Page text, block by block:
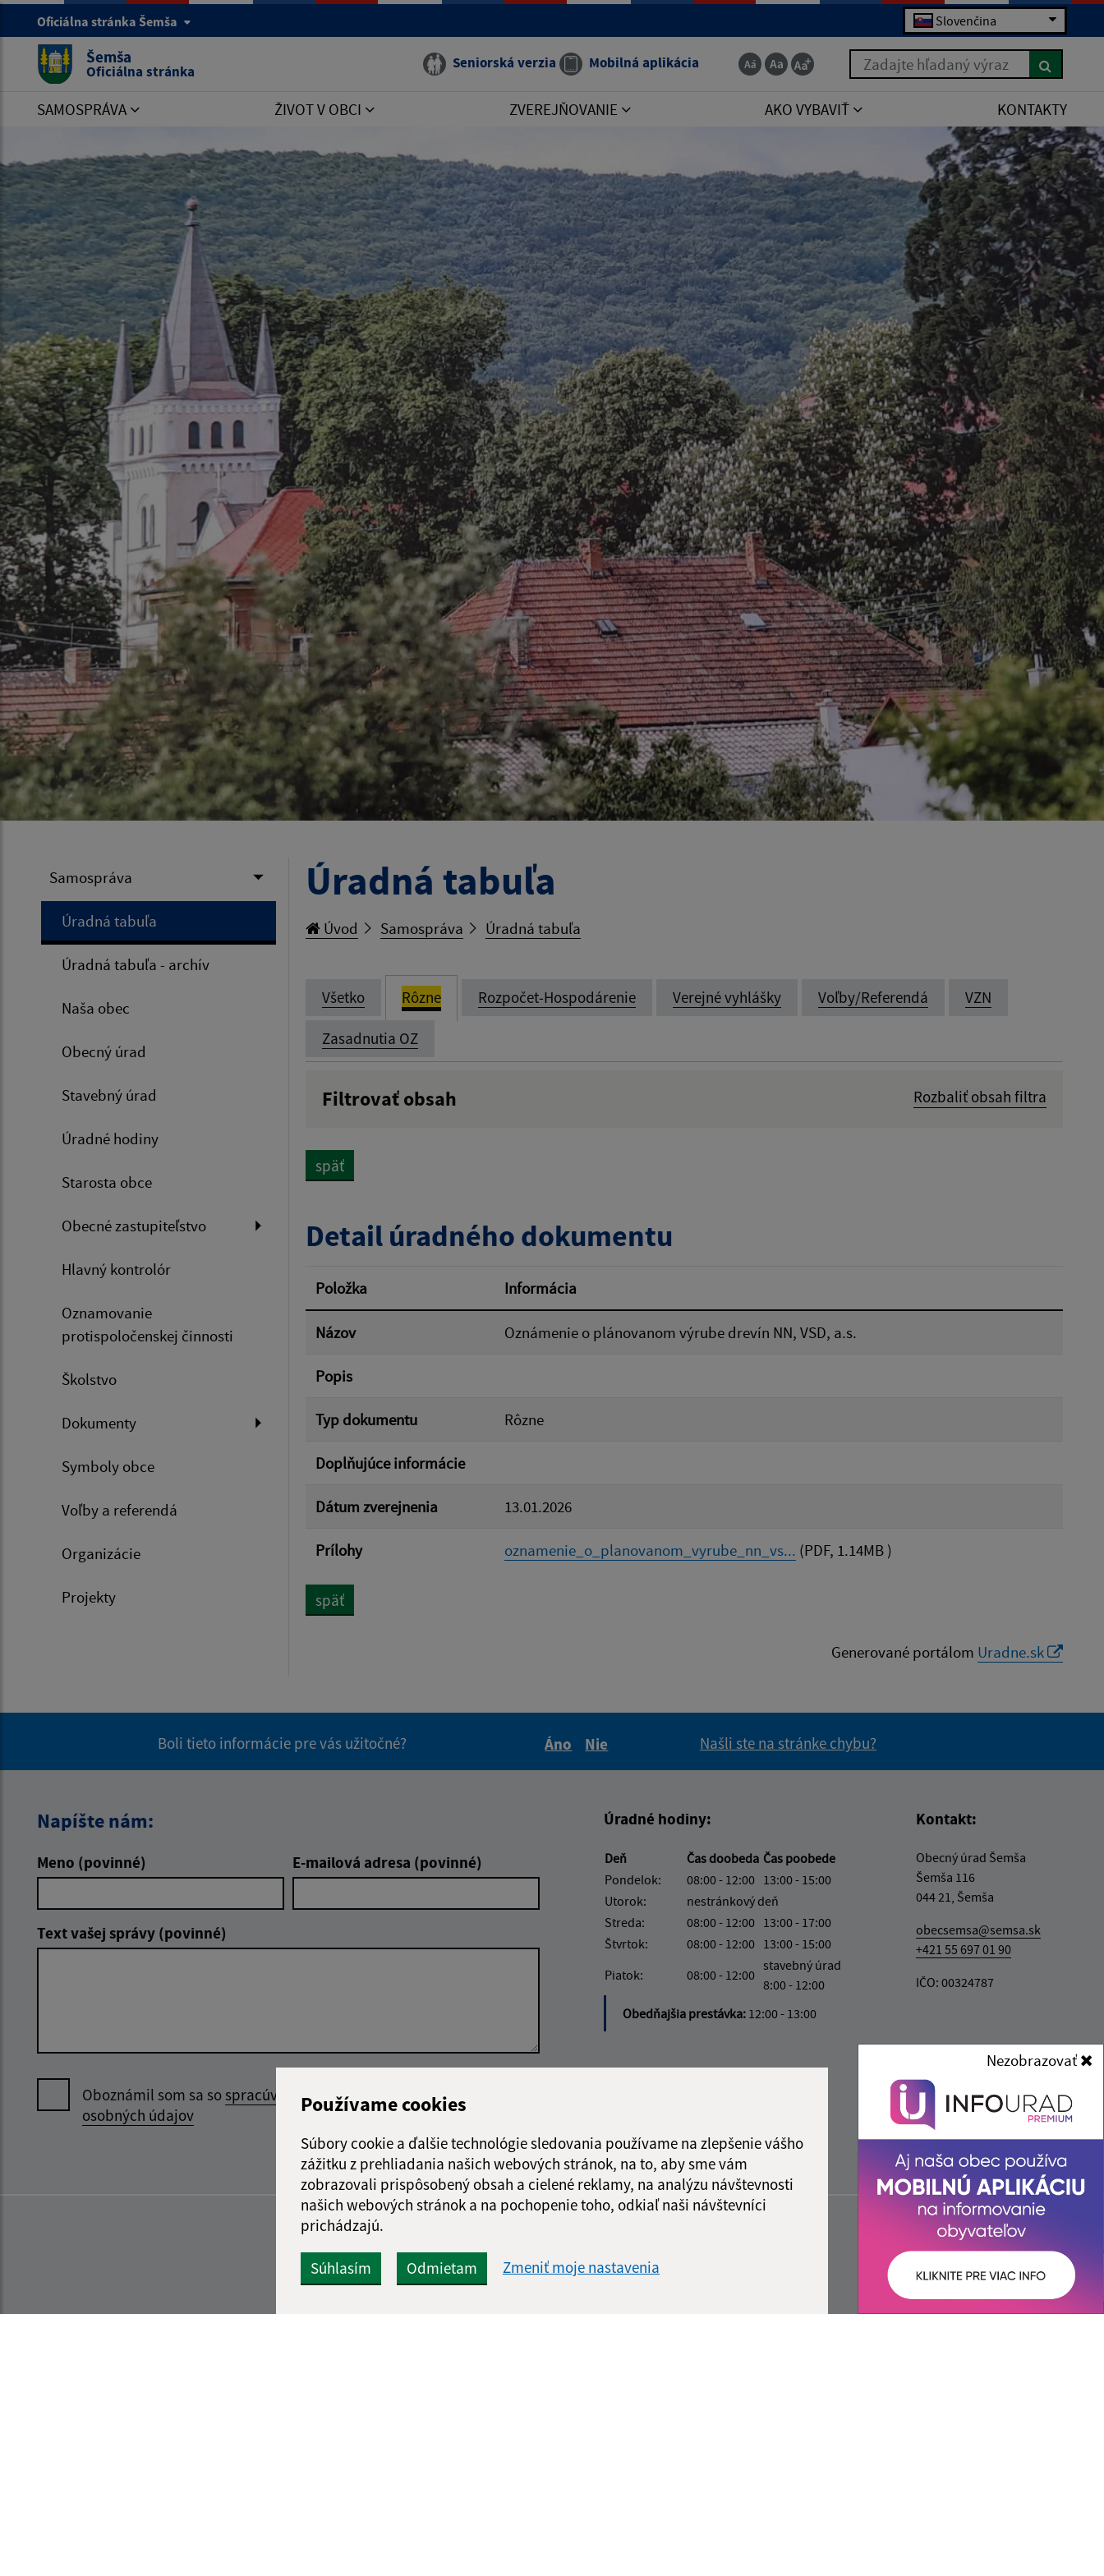
Používame cookies
Súbory cookie a ďalšie technológie sledovania používame na zlepšenie vášho
zážitku z prehliadania našich webových stránok, na to, aby sme vám
zobrazovali prispôsobený obsah a cielené reklamy, na analýzu návštevnosti
našich webových stránok a na pochopenie toho, odkiaľ naši návštevníci
prichádzajú.
Súhlasím Odmietam Zmeniť moje nastavenia
Nezobrazovať
Oficiálna stránka Šemša Slovenčina
Šemša
Oficiálna stránka Seniorská verzia Mobilná aplikácia Zadajte hľadaný výraz
SAMOSPRÁVA ŽIVOT V OBCI ZVEREJŇOVANIE AKO VYBAVIŤ KONTAKTY
Samospráva
Úradná tabuľa
Úradná tabuľa - archív
Naša obec
Obecný úrad
Stavebný úrad
Úradné hodiny
Starosta obce
Obecné zastupiteľstvo
Hlavný kontrolór
Oznamovanie
protispoločenskej činnosti
Školstvo
Dokumenty
Symboly obce
Voľby a referendá
Organizácie
Projekty
Úradná tabuľa
Úvod Samospráva Úradná tabuľa
Všetko Rôzne Rozpočet-Hospodárenie Verejné vyhlášky Voľby/Referendá VZN
Zasadnutia OZ
Filtrovať obsah Rozbaliť obsah filtra
Filtrovať
späť
Detail úradného dokumentu
Položka Informácia
Názov Oznámenie o plánovanom výrube drevín NN, VSD, a.s.
Popis
Typ dokumentu Rôzne
Doplňujúce informácie
Dátum zverejnenia 13.01.2026
Prílohy oznamenie_o_planovanom_vyrube_nn_vs... (PDF, 1.14MB )
späť
Generované portálom Uradne.sk
Boli tieto informácie pre vás užitočné?
Áno
Nie
Našli ste na stránke chybu?
Napíšte nám:
Meno (povinné) E-mailová adresa (povinné)
Text vašej správy (povinné)
Oboznámil som sa sospracúvaním
osobných údajov
Odoslať správu
Úradné hodiny:
Deň Čas doobeda Čas poobede
Pondelok:
08:00 - 12:00 13:00 - 15:00
Utorok:
nestránkový deň
Streda:
08:00 - 12:00 13:00 - 17:00
Štvrtok:
08:00 - 12:00 13:00 - 15:00
Piatok:
08:00 - 12:00
stavebný úrad
8:00 - 12:00
Obedňajšia prestávka: 12:00 - 13:00
Kontakt:
Obecný úrad Šemša
Šemša 116
044 21, Šemša
obecsemsa@semsa.sk
+421 55 697 01 90
IČO: 00324787